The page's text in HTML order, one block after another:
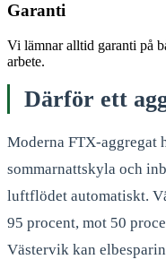
Garanti
Vi lämnar alltid garanti på
arbete.
Därför ett
Moderna FTX-aggregat
sommarnattskyla och
luftflödet automatiskt.
95 procent, mot 50
Västervik kan